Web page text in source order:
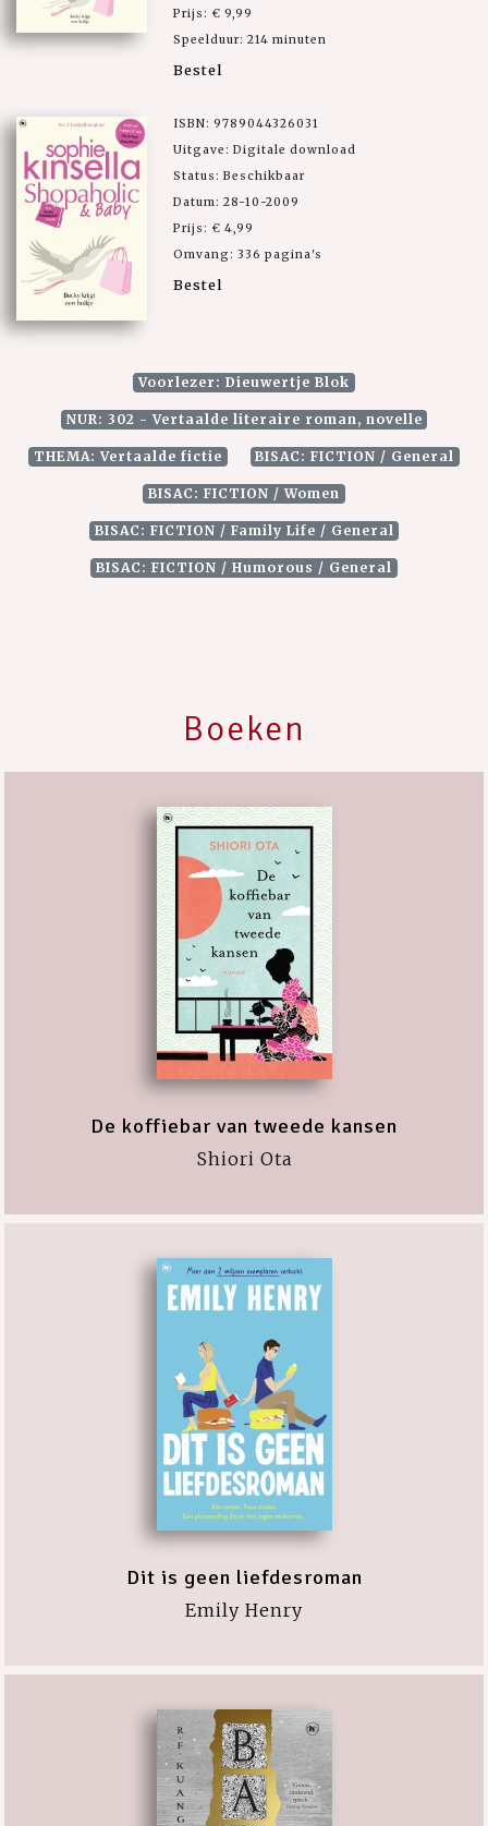
Prijs: € 9,99
Speelduur: 214 minuten
Bestel
ISBN: 9789044326031
Uitgave: Digitale download
Status: Beschikbaar
Datum: 28-10-2009
Prijs: € 4,99
Omvang: 336 pagina's
Bestel
Voorlezer: Dieuwertje Blok
NUR: 302 - Vertaalde literaire roman, novelle
THEMA: Vertaalde fictie BISAC: FICTION / General
BISAC: FICTION / Women
BISAC: FICTION / Family Life / General
BISAC: FICTION / Humorous / General
Boeken
De koffiebar van tweede kansen
Shiori Ota
Dit is geen liefdesroman
Emily Henry